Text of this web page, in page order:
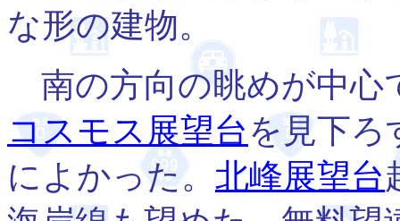
な形の建物。
南の方向の眺めが中心
コスモス展望台を見下ろ
によかった。 北峰展望台